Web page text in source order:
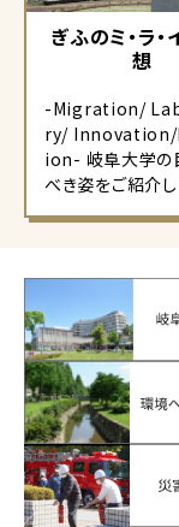
ぎふのミ・ラ・
想
-Migration/
ry/ Innovation/
ion- 岐阜大学の
べき姿をご紹介し